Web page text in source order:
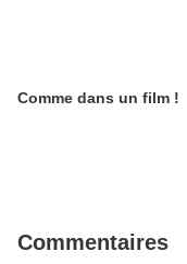
Comme dans un film !
Commentaires